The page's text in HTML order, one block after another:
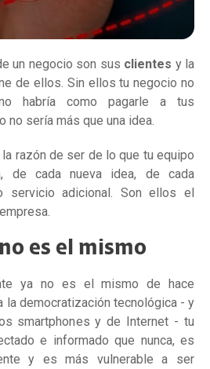
un negocio son sus clientes y la
de ellos. Sin ellos tu negocio no
habría como pagarle a tus
no sería más que una idea.
razón de ser de lo que tu equipo
de cada nueva idea, de cada
servicio adicional. Son ellos el
es el mismo
ya no es el mismo de hace
la democratización tecnológica - y
smartphones y de Internet - tu
e informado que nunca, es
y es más vulnerable a ser